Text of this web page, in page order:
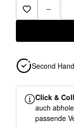
Zur −
Second Hand
Click &
auch
passende